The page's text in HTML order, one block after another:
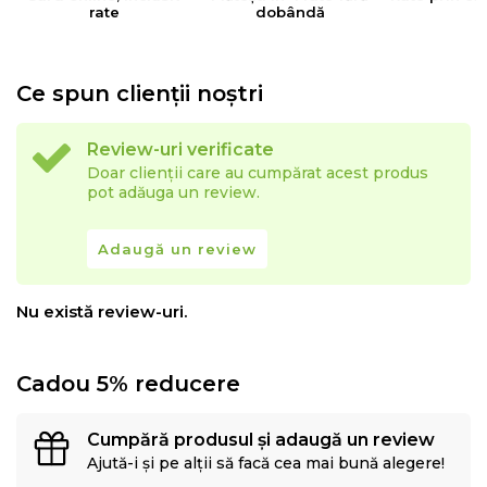
rate
dobândă
Ce spun clienții noștri
Review-uri verificate
Doar clienții care au cumpărat acest produs
pot adăuga un review.
Adaugă un review
Nu există review-uri.
Cadou 5% reducere
Cumpără produsul și adaugă un review
Ajută-i și pe alții să facă cea mai bună alegere!